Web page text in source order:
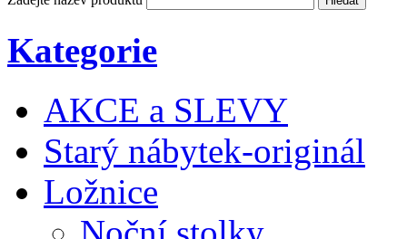
Kategorie
AKCE a SLEVY
Starý nábytek-originál
Ložnice